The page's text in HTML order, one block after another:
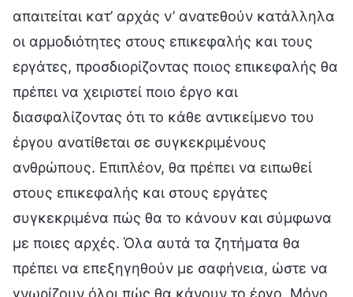
απαιτείται κατ’ αρχάς ν’ ανατεθούν κατάλληλα
οι αρμοδιότητες στους επικεφαλής και τους
εργάτες, προσδιορίζοντας ποιος επικεφαλής θα
πρέπει να χειριστεί ποιο έργο και
διασφαλίζοντας ότι το κάθε αντικείμενο του
έργου ανατίθεται σε συγκεκριμένους
ανθρώπους. Επιπλέον, θα πρέπει να ειπωθεί
στους επικεφαλής και στους εργάτες
συγκεκριμένα πώς θα το κάνουν και σύμφωνα
με ποιες αρχές. Όλα αυτά τα ζητήματα θα
πρέπει να επεξηγηθούν με σαφήνεια, ώστε να
γνωρίζουν όλοι πώς θα κάνουν το έργο. Μόνο